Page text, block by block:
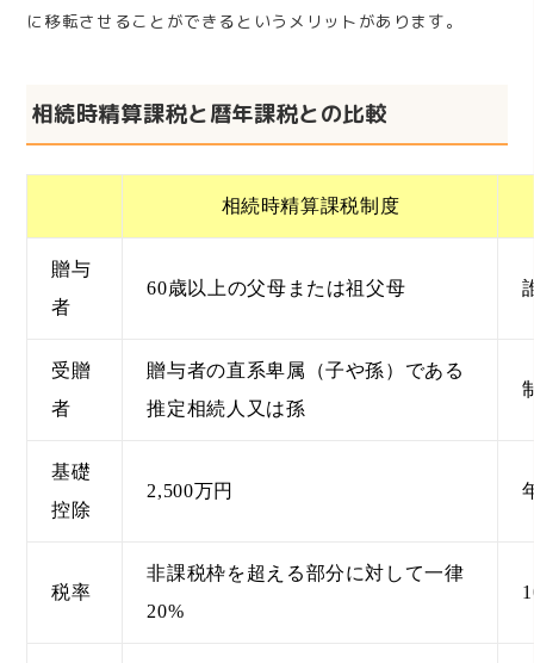
に移転させることができるというメリットがあります。
相続時精算課税と暦年課税との比較
相続時精算課税制度
贈与
者
60歳以上の父母または祖父母
受贈
者
贈与者の直系卑属（子や孫）である
推定相続人又は孫
基礎
控除
2,500万円
税率
非課税枠を超える部分に対して一律
20%